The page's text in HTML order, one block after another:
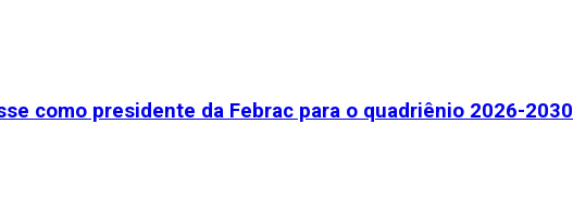
como presidente da Febrac para o quadriênio 2026-2030